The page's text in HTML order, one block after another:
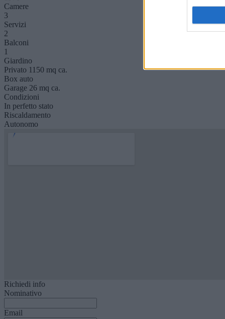
Camere
3
Servizi
2
Balconi
1
Giardino
Privato 1150 mq ca.
Box auto
Garage 26 mq ca.
Condizioni
In perfetto stato
Riscaldamento
Autonomo
Richiedi info
Nominativo
Email